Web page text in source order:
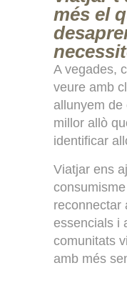
més el
A vegades,
veure amb
allunyem
millor allò
identificar
Viatjar ens
reconnectar
essencials i
comunitats
amb més